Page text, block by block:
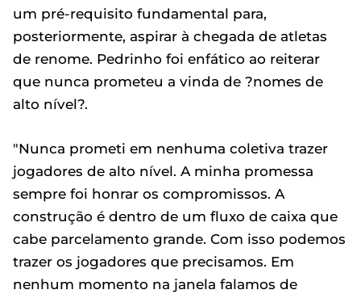
um pré-requisito fundamental para,
posteriormente, aspirar à chegada de atletas
de renome. Pedrinho foi enfático ao reiterar
que nunca prometeu a vinda de ?nomes de
alto nível?.
"Nunca prometi em nenhuma coletiva trazer
jogadores de alto nível. A minha promessa
sempre foi honrar os compromissos. A
construção é dentro de um fluxo de caixa que
cabe parcelamento grande. Com isso podemos
trazer os jogadores que precisamos. Em
nenhum momento na janela falamos de